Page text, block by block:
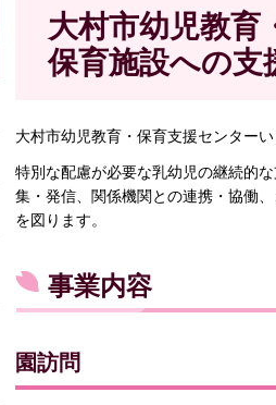
大村市幼児教育
保育施設への支
大村市幼児教育・保育支援センター
特別な配慮が必要な乳幼児の継続的
集・発信、関係機関との連携・協働
を図ります。
事業内容
園訪問